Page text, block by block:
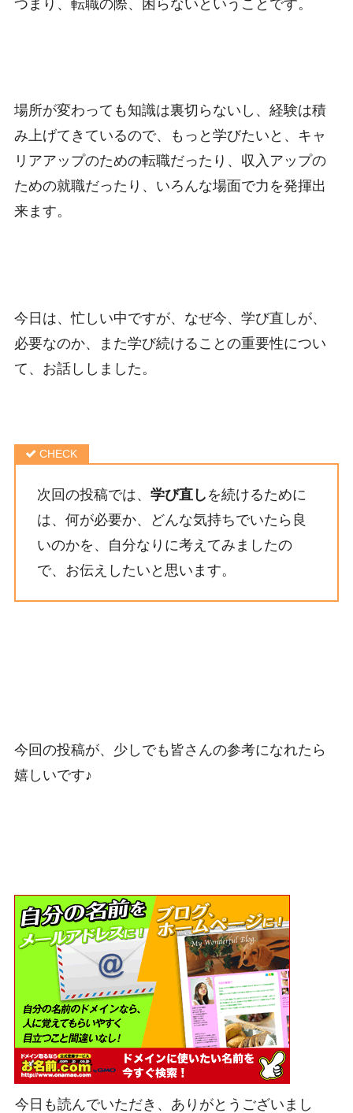
つまり、転職の際、困らないということです。
場所が変わっても知識は裏切らないし、経験は積
み上げてきているので、もっと学びたいと、キャ
リアアップのための転職だったり、収入アップの
ための就職だったり、いろんな場面で力を発揮出
来ます。
今日は、忙しい中ですが、なぜ今、学び直しが、
必要なのか、また学び続けることの重要性につい
て、お話ししました。
次回の投稿では、 学び直し を続けるために
は、何が必要か、どんな気持ちでいたら良
いのかを、自分なりに考えてみましたの
で、お伝えしたいと思います。
今回の投稿が、少しでも皆さんの参考になれたら
嬉しいです♪
今日も読んでいただき、ありがとうございまし